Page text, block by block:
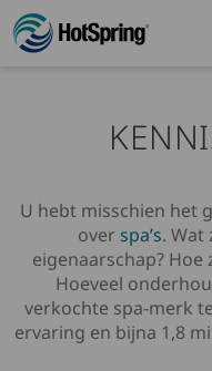
Skip to main content
U hebt misschien het
over spa’s. Wat
eigenaarschap?
Hoeveel
verkochte spa-merk
ervaring en bijna 1,8